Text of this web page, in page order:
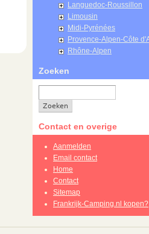
Languedoc-Roussillon
Limousin
Midi-Pyrénées
Provence-Alpen-Côte
Rhône-Alpen
Zoeken
Contact en overige
Aanmelden
Email contact
Home
Contact
Sitemap
Frankrijk-Camping.nl kopen?